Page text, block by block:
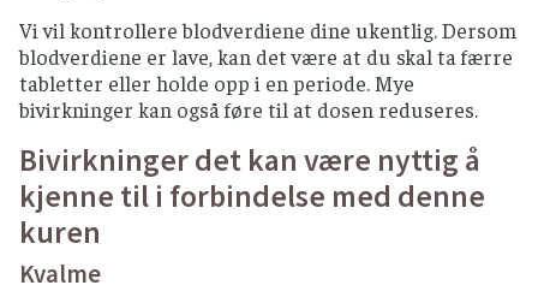
Vi vil kontrollere blodverdiene dine ukentlig. Dersom
blodverdiene er lave, kan det være at du skal ta færre
tabletter eller holde opp i en periode. Mye
bivirkninger kan også føre til at dosen reduseres.
Bivirkninger det kan være nyttig å
kjenne til i forbindelse med denne
kuren
Kvalme